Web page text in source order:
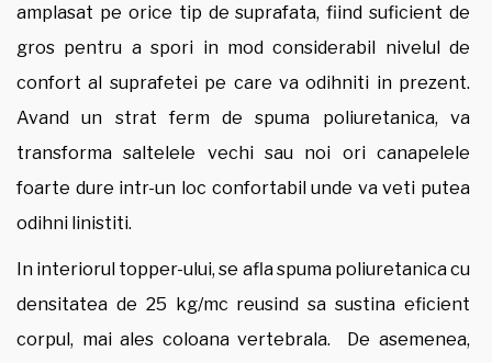
amplasat pe orice tip de suprafata, fiind suficient de
gros pentru a spori in mod considerabil nivelul de
confort al suprafetei pe care va odihniti in prezent.
Avand un strat ferm de spuma poliuretanica, va
transforma saltelele vechi sau noi ori canapelele
foarte dure intr-un loc confortabil unde va veti putea
odihni linistiti.
In interiorul topper-ului, se afla spuma poliuretanica cu
densitatea de 25 kg/mc reusind sa sustina eficient
corpul, mai ales coloana vertebrala. De asemenea,